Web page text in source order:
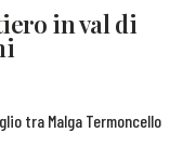
in val di
tra Malga Termoncello